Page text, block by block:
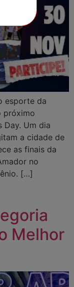
esporte da
próximo
Day. Um dia
a cidade de
as finais da
no
[…]
Melhor